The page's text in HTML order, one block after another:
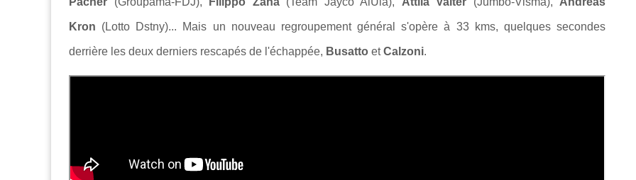
Kron (Lotto Dstny)... Mais un nouveau regroupement général s'opère à 33 kms, quelques secondes
derrière les deux derniers rescapés de l'échappée, Busatto etCalzoni.